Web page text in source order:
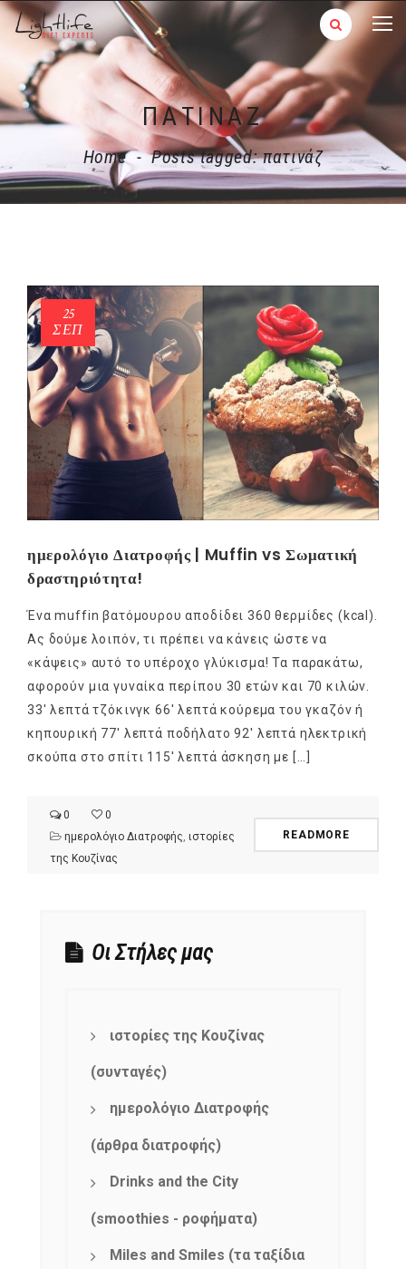
ΠΑΤΙΝΆΖ
Home - Posts tagged: πατινάζ
25
ΣΕΠ
ημερολόγιο Διατροφής | Muffin vs Σωματική
δραστηριότητα!
Ένα muffin βατόμουρου αποδίδει 360 θερμίδες (kcal).
Ας δούμε λοιπόν, τι πρέπει να κάνεις ώστε να
«κάψεις» αυτό το υπέροχο γλύκισμα! Τα παρακάτω,
αφορούν μια γυναίκα περίπου 30 ετών και 70 κιλών.
33′ λεπτά τζόκινγκ 66′ λεπτά κούρεμα του γκαζόν ή
κηπουρική 77′ λεπτά ποδήλατο 92′ λεπτά ηλεκτρική
σκούπα στο σπίτι 115′ λεπτά άσκηση με […]
0
0
ημερολόγιο Διατροφής ιστορίες
της Κουζίνας
READMORE
Οι Στήλες μας
ιστορίες της Κουζίνας
(συνταγές)
ημερολόγιο Διατροφής
(άρθρα διατροφής)
Drinks and the City
(smoothies - ροφήματα)
Miles and Smiles (τα ταξίδια